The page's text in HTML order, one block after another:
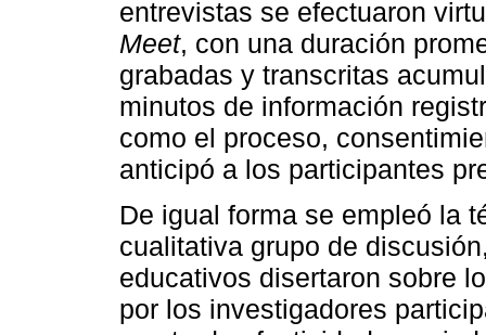
entrevistas se efectuaron
Meet, con una duración
grabadas y transcritas
minutos de información
como el proceso,
anticipó a los participantes
De igual forma se empleó la
cualitativa grupo de
educativos disertaron sobre
por los investigadores